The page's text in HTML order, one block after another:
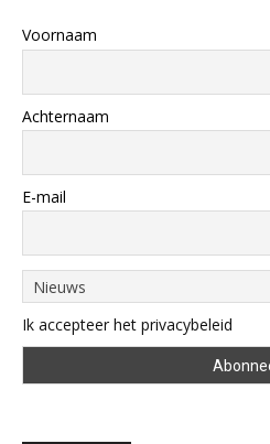
Voornaam
Achternaam
E-mail
Ik accepteer het privacybeleid